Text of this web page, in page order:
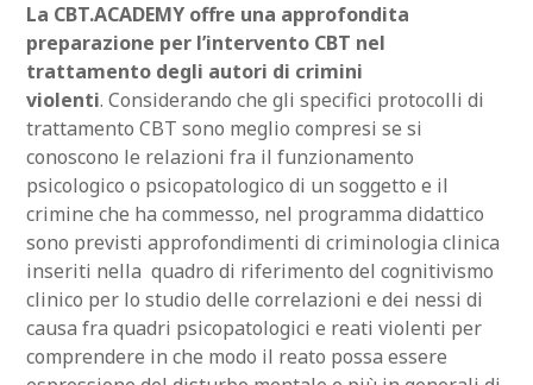
La CBT.ACADEMY offre una approfondita
preparazione per l’intervento CBT nel
trattamento degli autori di crimini
violenti. Considerando che gli specifici protocolli di
trattamento CBT sono meglio compresi se si
conoscono le relazioni fra il funzionamento
psicologico o psicopatologico di un soggetto e il
crimine che ha commesso, nel programma didattico
sono previsti approfondimenti di criminologia clinica
inseriti nella quadro di riferimento del cognitivismo
clinico per lo studio delle correlazioni e dei nessi di
causa fra quadri psicopatologici e reati violenti per
comprendere in che modo il reato possa essere